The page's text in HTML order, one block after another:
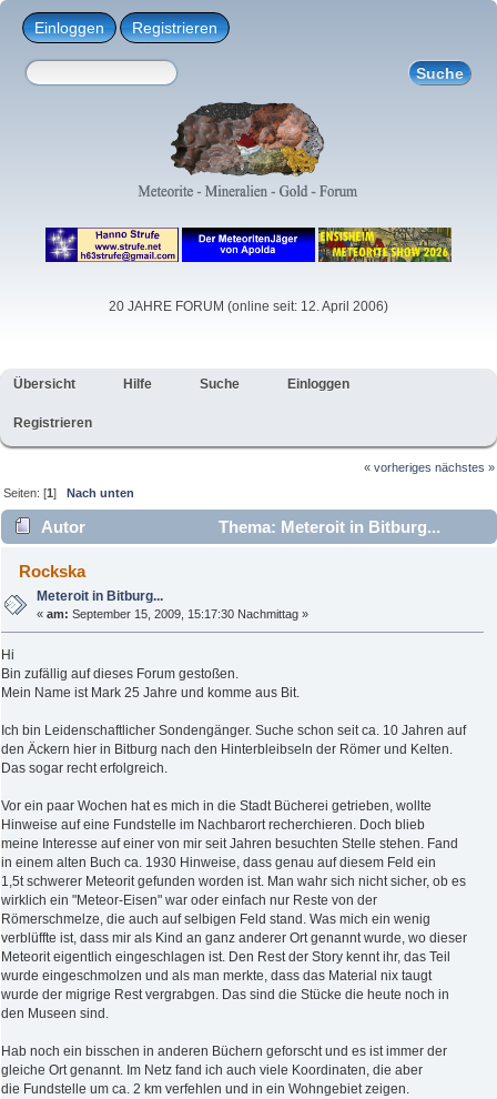
Einloggen Registrieren
20 JAHRE FORUM (online seit: 12. April 2006)
Übersicht Hilfe Suche Einloggen
Registrieren
« vorheriges nächstes »
Seiten: [1]Nach unten
Autor
Thema: Meteroit in Bitburg...
(Gelesen 8650 mal)
Rockska
Meteroit in Bitburg...
«am: September 15, 2009, 15:17:30 Nachmittag »
Hi
Bin zufällig auf dieses Forum gestoßen.
Mein Name ist Mark 25 Jahre und komme aus Bit.
Ich bin Leidenschaftlicher Sondengänger. Suche schon seit ca. 10 Jahren auf
den Äckern hier in Bitburg nach den Hinterbleibseln der Römer und Kelten.
Das sogar recht erfolgreich.
Vor ein paar Wochen hat es mich in die Stadt Bücherei getrieben, wollte
Hinweise auf eine Fundstelle im Nachbarort recherchieren. Doch blieb
meine Interesse auf einer von mir seit Jahren besuchten Stelle stehen. Fand
in einem alten Buch ca. 1930 Hinweise, dass genau auf diesem Feld ein
1,5t schwerer Meteorit gefunden worden ist. Man wahr sich nicht sicher, ob es
wirklich ein "Meteor-Eisen" war oder einfach nur Reste von der
Römerschmelze, die auch auf selbigen Feld stand. Was mich ein wenig
verblüffte ist, dass mir als Kind an ganz anderer Ort genannt wurde, wo dieser
Meteorit eigentlich eingeschlagen ist. Den Rest der Story kennt ihr, das Teil
wurde eingeschmolzen und als man merkte, dass das Material nix taugt
wurde der migrige Rest vergrabgen. Das sind die Stücke die heute noch in
den Museen sind.
Hab noch ein bisschen in anderen Büchern geforscht und es ist immer der
gleiche Ort genannt. Im Netz fand ich auch viele Koordinaten, die aber
die Fundstelle um ca. 2 km verfehlen und in ein Wohngebiet zeigen.